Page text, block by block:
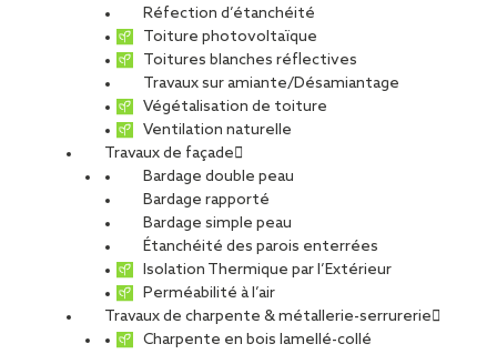
Réfection d’étanchéité
Toiture photovoltaïque
Toitures blanches réflectives
Travaux sur amiante/Désamiantage
Végétalisation de toiture
Ventilation naturelle
Travaux de façade
Bardage double peau
Bardage rapporté
Bardage simple peau
Étanchéité des parois enterrées
Isolation Thermique par l’Extérieur
Perméabilité à l’air
Travaux de charpente & métallerie-serrurerie
Charpente en bois lamellé-collé